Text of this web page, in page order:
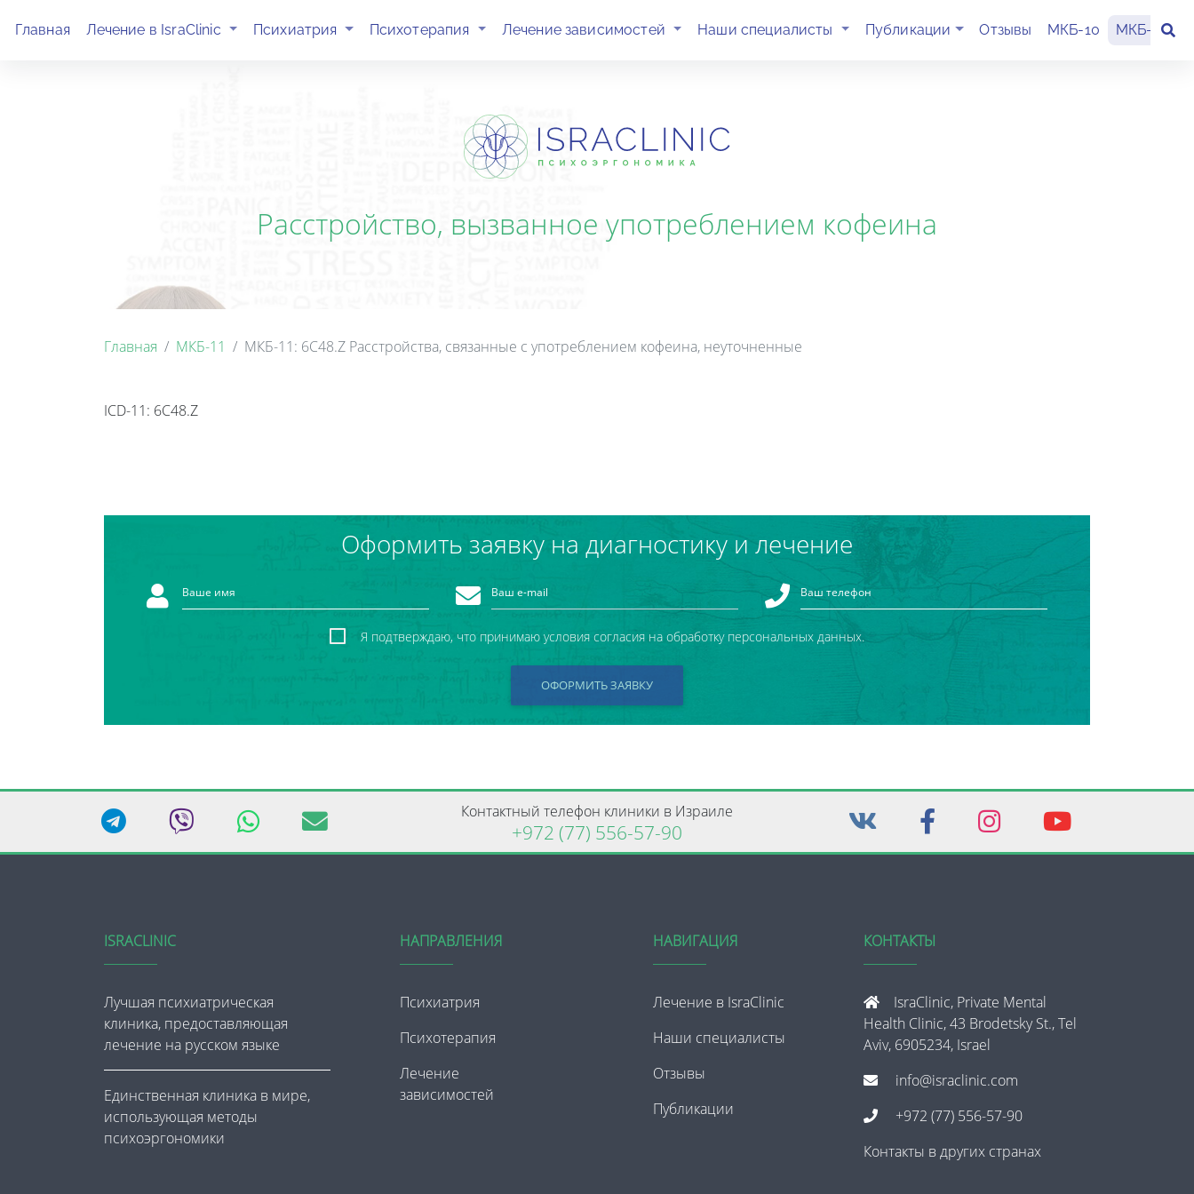
Главная Лечение в IsraClinic (current)Психиатрия (current)Психотерапия (current)Лечение зависимостей (current)Наши специалисты (current)Публикации Отзывы МКБ-10 МКБ-11
Расстройство, вызванное употреблением кофеина
Главная МКБ-11 МКБ-11: 6C48.Z Расстройства, связанные с употреблением кофеина, неуточненные
ICD-11: 6C48.Z
Оформить заявку на диагностику и лечение
Я подтверждаю, что принимаю условия согласия на обработку персональных данных.
ОФОРМИТЬ ЗАЯВКУ
Контактный телефон клиники в Израиле
+972 (77) 556-57-90
ISRACLINIC
Лучшая психиатрическая
клиника, предоставляющая
лечение на русском языке
Единственная клиника в мире,
использующая методы
психоэргономики
НАПРАВЛЕНИЯ
Психиатрия
Психотерапия
Лечение
зависимостей
НАВИГАЦИЯ
Лечение в IsraClinic
Наши специалисты
Отзывы
Публикации
КОНТАКТЫ
IsraClinic, Private Mental
Health Clinic, 43 Brodetsky St., Tel
Aviv, 6905234, Israel
info@israclinic.com
+972 (77) 556-57-90
Контакты в других странах